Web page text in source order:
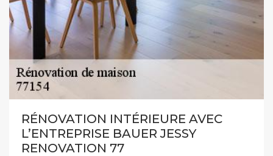
RÉNOVATION INTÉRIEURE AVEC
L’ENTREPRISE BAUER JESSY
RENOVATION 77